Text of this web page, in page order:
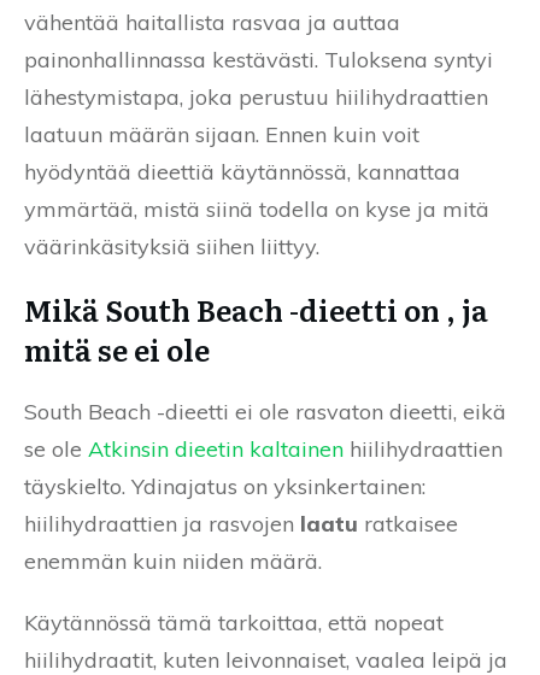
vähentää haitallista rasvaa ja auttaa
painonhallinnassa kestävästi. Tuloksena syntyi
lähestymistapa, joka perustuu hiilihydraattien
laatuun määrän sijaan. Ennen kuin voit
hyödyntää dieettiä käytännössä, kannattaa
ymmärtää, mistä siinä todella on kyse ja mitä
väärinkäsityksiä siihen liittyy.
Mikä South Beach -dieetti on , ja
mitä se ei ole
South Beach -dieetti ei ole rasvaton dieetti, eikä
se ole Atkinsin dieetin kaltainen hiilihydraattien
täyskielto. Ydinajatus on yksinkertainen:
hiilihydraattien ja rasvojen laatu ratkaisee
enemmän kuin niiden määrä.
Käytännössä tämä tarkoittaa, että nopeat
hiilihydraatit, kuten leivonnaiset, vaalea leipä ja